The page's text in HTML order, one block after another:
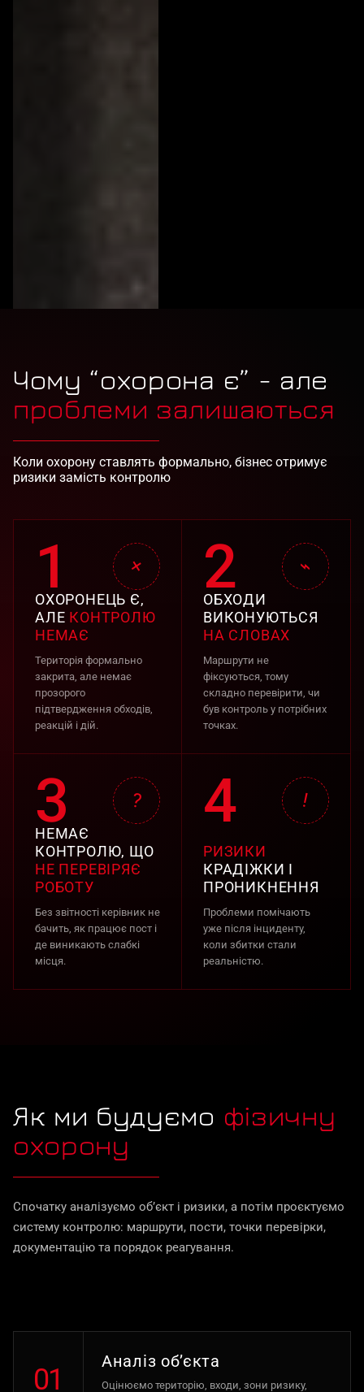
Чому “охорона є” - але
проблеми залишаються
Коли охорону ставлять формально, бізнес отримує
ризики замість контролю
1 ×
ОХОРОНЕЦЬ Є,
АЛЕ КОНТРОЛЮ
НЕМАЄ
Територія формально
закрита, але немає
прозорого
підтвердження обходів,
реакцій і дій.
2 ⌁
ОБХОДИ
ВИКОНУЮТЬСЯ
НА СЛОВАХ
Маршрути не
фіксуються, тому
складно перевірити, чи
був контроль у потрібних
точках.
3 ?
НЕМАЄ
КОНТРОЛЮ, ЩО
НЕ ПЕРЕВІРЯЄ
РОБОТУ
Без звітності керівник не
бачить, як працює пост і
де виникають слабкі
місця.
4 !
РИЗИКИ
КРАДІЖКИ І
ПРОНИКНЕННЯ
Проблеми помічають
уже після інциденту,
коли збитки стали
реальністю.
Як ми будуємо фізичну
охорону
Спочатку аналізуємо об’єкт і ризики, а потім проєктуємо
систему контролю: маршрути, пости, точки перевірки,
документацію та порядок реагування.
01
Аналіз об’єкта
Оцінюємо територію, входи, зони ризику,